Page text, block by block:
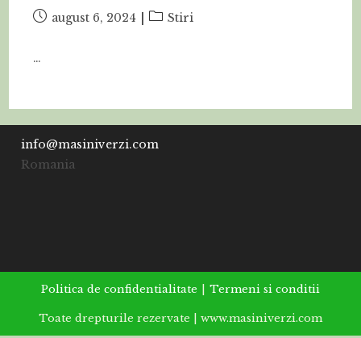
Postaugust 6, 2024
PostStiri
…
info@masiniverzi.com
Romania
Politica de confidentialitate Termeni si conditii
Toate drepturile rezervate | www.masiniverzi.com